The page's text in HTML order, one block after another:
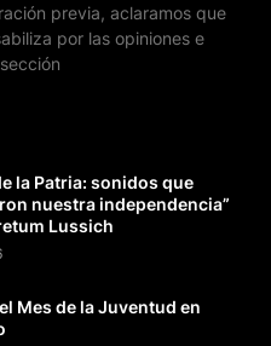
previa, aclaramos que
por las opiniones e
la Patria: sonidos que
nuestra independencia”
Lussich
Mes de la Juventud en